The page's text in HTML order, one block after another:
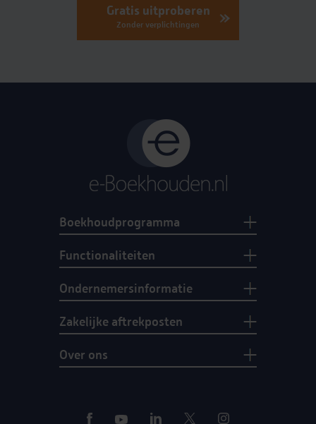
Gratis uitproberen
Zonder verplichtingen
Boekhoudprogramma
Functionaliteiten
Ondernemersinformatie
Zakelijke aftrekposten
Over ons